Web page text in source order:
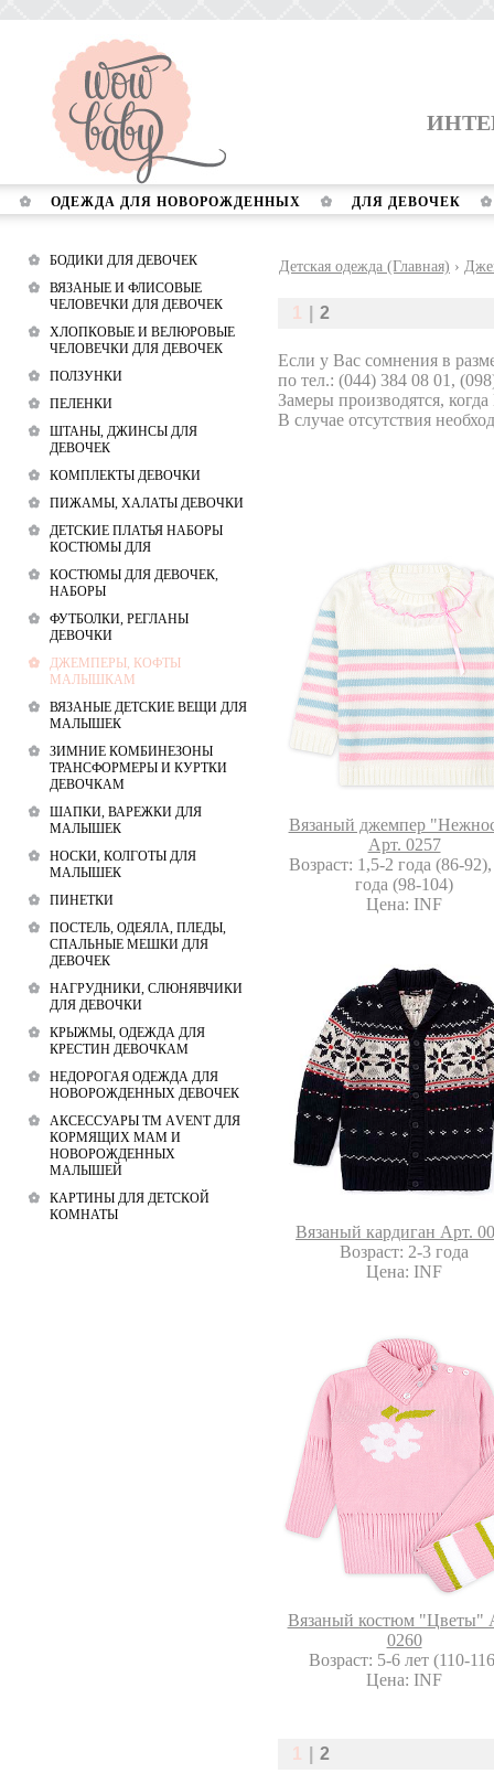
ОДЕЖДА ДЛЯ НОВОРОЖДЕННЫХ ДЛЯ ДЕВОЧЕК
Детская одежда (Главная) ›
1 2
Если у Вас сомнения в
по тел.: (044) 384 08 01,
Замеры производятся,
В случае отсутствия
Вязаный джемпер
Арт. 0257
Возраст: 1,5-2 года (86-
года (98-104)
Цена: INF
Вязаный кардиган Арт.
Возраст: 2-3 года
Цена: INF
Вязаный костюм "Цветы"
0260
Возраст: 5-6 лет (110-
Цена: INF
1 2
БОДИКИ ДЛЯ ДЕВОЧЕК
ВЯЗАНЫЕ И ФЛИСОВЫЕ
ЧЕЛОВЕЧКИ ДЛЯ ДЕВОЧЕК
ХЛОПКОВЫЕ И ВЕЛЮРОВЫЕ
ЧЕЛОВЕЧКИ ДЛЯ ДЕВОЧЕК
ПОЛЗУНКИ
ПЕЛЕНКИ
ШТАНЫ, ДЖИНСЫ ДЛЯ
ДЕВОЧЕК
КОМПЛЕКТЫ ДЕВОЧКИ
ПИЖАМЫ, ХАЛАТЫ ДЕВОЧКИ
ДЕТСКИЕ ПЛАТЬЯ НАБОРЫ
КОСТЮМЫ ДЛЯ
КОСТЮМЫ ДЛЯ ДЕВОЧЕК,
НАБОРЫ
ФУТБОЛКИ, РЕГЛАНЫ
ДЕВОЧКИ
ДЖЕМПЕРЫ, КОФТЫ
МАЛЫШКАМ
ВЯЗАНЫЕ ДЕТСКИЕ ВЕЩИ ДЛЯ
МАЛЫШЕК
ЗИМНИЕ КОМБИНЕЗОНЫ
ТРАНСФОРМЕРЫ И КУРТКИ
ДЕВОЧКАМ
ШАПКИ, ВАРЕЖКИ ДЛЯ
МАЛЫШЕК
НОСКИ, КОЛГОТЫ ДЛЯ
МАЛЫШЕК
ПИНЕТКИ
ПОСТЕЛЬ, ОДЕЯЛА, ПЛЕДЫ,
СПАЛЬНЫЕ МЕШКИ ДЛЯ
ДЕВОЧЕК
НАГРУДНИКИ, СЛЮНЯВЧИКИ
ДЛЯ ДЕВОЧКИ
КРЫЖМЫ, ОДЕЖДА ДЛЯ
КРЕСТИН ДЕВОЧКАМ
НЕДОРОГАЯ ОДЕЖДА ДЛЯ
НОВОРОЖДЕННЫХ ДЕВОЧЕК
АКСЕССУАРЫ ТМ АVENT ДЛЯ
КОРМЯЩИХ МАМ И
НОВОРОЖДЕННЫХ
МАЛЫШЕЙ
КАРТИНЫ ДЛЯ ДЕТСКОЙ
КОМНАТЫ